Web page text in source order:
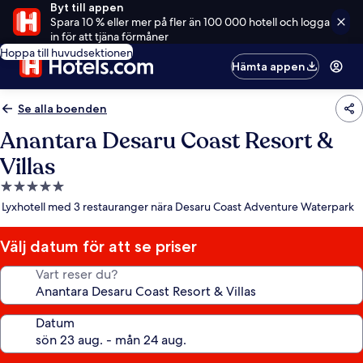
Byt till appen
Spara 10 % eller mer på fler än 100 000 hotell och logga
in för att tjäna förmåner
Hoppa till huvudsektionen
Hämta appen
Se alla boenden
Anantara Desaru Coast Resort &
Villas
5.0-
stjärnigt
Lyxhotell med 3 restauranger nära Desaru Coast Adventure Waterpark
Välj datum för att se priser
Vart reser du?
Datum